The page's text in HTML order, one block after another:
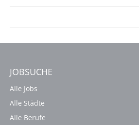
JOBSUCHE
Alle Jobs
Alle Städte
Alle Berufe